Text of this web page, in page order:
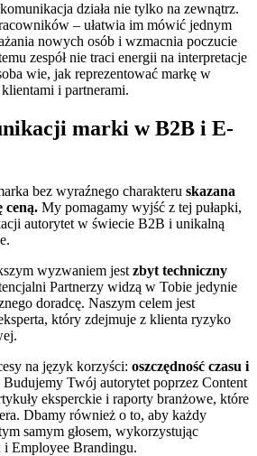
działa nie tylko na zewnątrz.
– ułatwia im mówić jednym
nowych osób i wzmacnia poczucie
zespół nie traci energii na interpretacje
wie, jak reprezentować markę w
i partnerami.
marki w B2B i E-
bez wyraźnego charakteru skazana
ceną. My pomagamy wyjść z tej pułapki,
autorytet w świecie B2B i unikalną
wyzwaniem jest zbyt techniczny
Partnerzy widzą w Tobie jedynie
doradcę. Naszym celem jest
który zdejmuje z klienta ryzyko
na język korzyści: oszczędność czasu i
Budujemy Twój autorytet poprzez Content
eksperckie i raporty branżowe, które
Dbamy również o to, aby każdy
samym głosem, wykorzystując
i Employee Brandingu.